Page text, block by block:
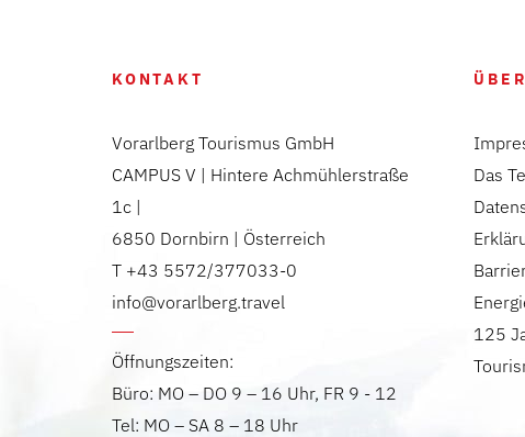
KONTAKT
Vorarlberg Tourismus GmbH
CAMPUS V | Hintere Achmühlerstraße
1c |
6850 Dornbirn | Österreich
T +43 5572/377033-0
info@vorarlberg.travel
Öffnungszeiten:
Büro: MO – DO 9 – 16 Uhr, FR 9 - 12
Tel: MO – SA 8 – 18 Uhr
Das
125